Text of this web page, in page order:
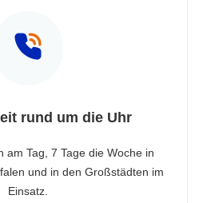
rund um die Uhr
am Tag, 7 Tage die Woche in
und in den Großstädten im
Einsatz.